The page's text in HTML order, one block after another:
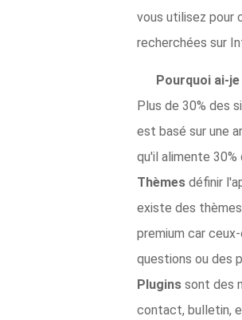
vous utilisez pour
recherchées sur
Pourquoi ai-
Plus de 30% des
est basé sur une
qu'il alimente
Thèmes définir
existe des
premium car
questions ou des
Plugins sont des
contact, bulletin,